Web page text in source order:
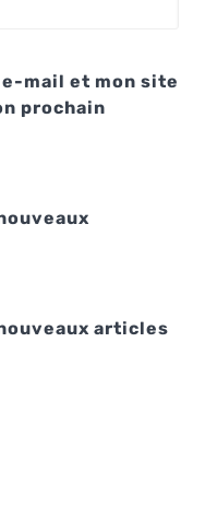
mail et mon site
prochain
articles